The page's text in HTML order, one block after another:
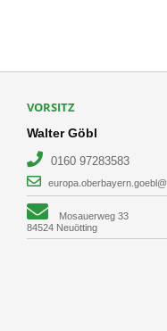
VORSITZ
Walter Göbl
0160 97283583
Mosauerweg 33
84524 Neuötting